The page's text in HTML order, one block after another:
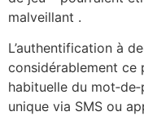
malveillant .
L’authentification à
considérablement ce
habituelle du
unique via SMS ou